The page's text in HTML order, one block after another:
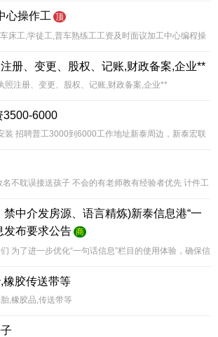
心操作工 顶
床工,学徒工,普车熟练工工资及时面议加工中心编程操
册、变更、股权、记账,财政备案,企业**
照注册、变更、股权、记账,财政备案,企业**
3500-6000
装 招聘普工3000到6000工作地址新泰周边，新泰宏联
不耽误接送孩子 不会的有老师教有经验者优先 计件工
中介发房源、语言精炼)新泰信息港“一
发布要求公告 商
为了进一步优化“一句话信息”栏目的使用体验，确保信
布的信息简洁明了，直接
橡胶传送带等
,橡胶品,传送带等